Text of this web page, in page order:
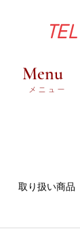
Menu
メニュー
取り扱い商品